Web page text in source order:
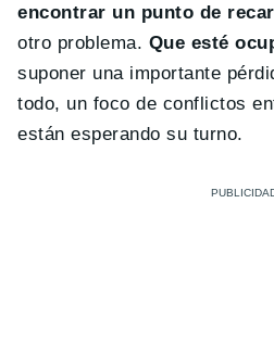
encontrar un punto de
otro problema. Que esté
suponer una importante
todo, un foco de conflictos
están esperando su turno.